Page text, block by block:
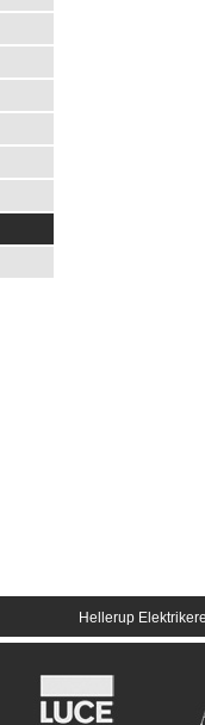
Hellerup